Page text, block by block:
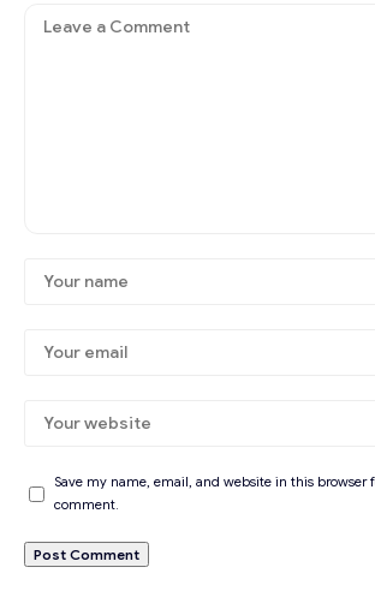
Save my name, email, and website in this browser
comment.